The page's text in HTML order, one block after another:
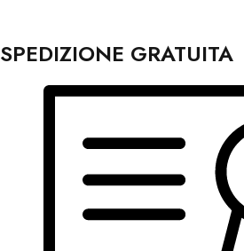
SPEDIZIONE GRATUITA